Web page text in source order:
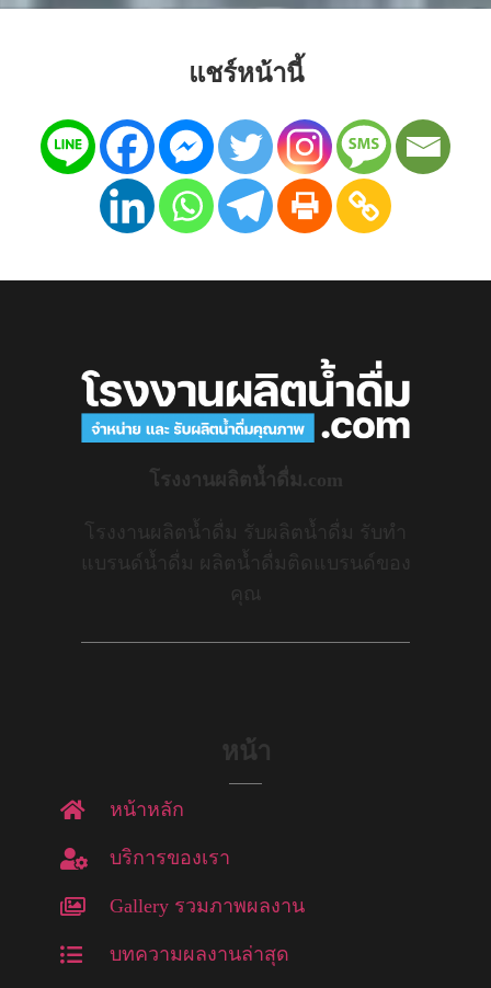
แชร์หน้านี้
โรงงานผลิตน้ำดื่ม.com
โรงงานผลิตน้ำดื่ม รับผลิตน้ำดื่ม รับทำ
แบรนด์น้ำดื่ม ผลิตน้ำดื่มติดแบรนด์ของ
คุณ
หน้า
หน้าหลัก
บริการของเรา
Gallery รวมภาพผลงาน
บทความผลงานล่าสุด